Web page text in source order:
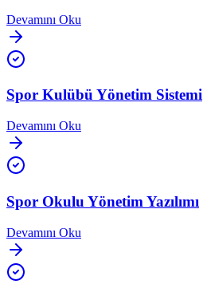
Devamını Oku
Spor Kulübü Yönetim Sistemi
Devamını Oku
Spor Okulu Yönetim Yazılımı
Devamını Oku